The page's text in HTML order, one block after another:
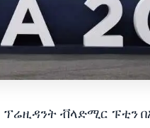
ቭላድሚር ፑቲን